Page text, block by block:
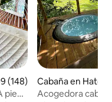
promedio: 4.99 de
(148)
pie
Cabaña en Hato
Acogedora